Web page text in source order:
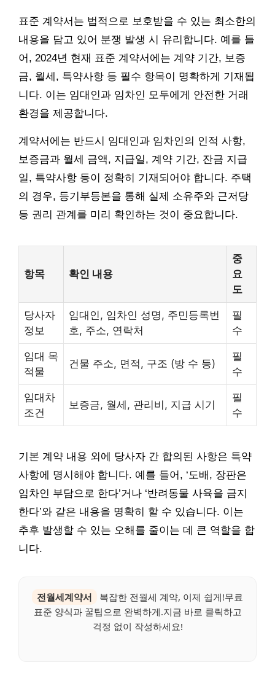
표준 계약서는 법적으로 보호받을 수 있는 최소한의
내용을 담고 있어 분쟁 발생 시 유리합니다. 예를 들
어, 2024년 현재 표준 계약서에는 계약 기간, 보증
금, 월세, 특약사항 등 필수 항목이 명확하게 기재됩
니다. 이는 임대인과 임차인 모두에게 안전한 거래
환경을 제공합니다.
계약서에는 반드시 임대인과 임차인의 인적 사항,
보증금과 월세 금액, 지급일, 계약 기간, 잔금 지급
일, 특약사항 등이 정확히 기재되어야 합니다. 주택
의 경우, 등기부등본을 통해 실제 소유주와 근저당
등 권리 관계를 미리 확인하는 것이 중요합니다.
항목 확인 내용
중
요
도
당사자
정보
임대인, 임차인 성명, 주민등록번
호, 주소, 연락처
필
수
임대 목
적물
건물 주소, 면적, 구조 (방 수 등)
필
수
임대차
조건
보증금, 월세, 관리비, 지급 시기
필
수
기본 계약 내용 외에 당사자 간 합의된 사항은 특약
사항에 명시해야 합니다. 예를 들어, ‘도배, 장판은
임차인 부담으로 한다’거나 ‘반려동물 사육을 금지
한다’와 같은 내용을 명확히 할 수 있습니다. 이는
추후 발생할 수 있는 오해를 줄이는 데 큰 역할을 합
니다.
전월세계약서
복잡한 전월세 계약, 이제 쉽게!무료
표준 양식과 꿀팁으로 완벽하게.지금 바로 클릭하고
걱정 없이 작성하세요!